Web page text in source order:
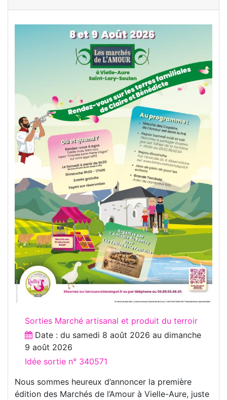
Sorties Marché artisanal et produit du terroir
Date : du samedi 8 août 2026 au dimanche
9 août 2026
Idée sortie n° 340571
Nous sommes heureux d’annoncer la première
édition des Marchés de l’Amour à Vielle-Aure, juste